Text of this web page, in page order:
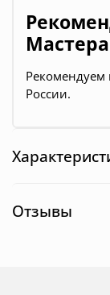
Рекомендуем
России.
Отзывы